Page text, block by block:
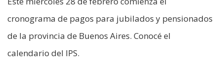
cronograma de pagos para jubilados y pensionados
de la provincia de Buenos Aires. Conocé el
calendario del IPS.